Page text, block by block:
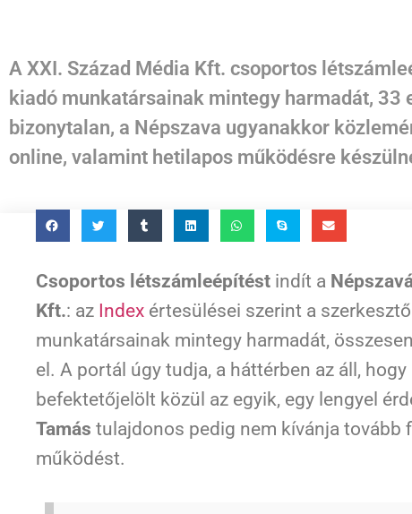
A XXI. Század Média Kft. csoportos
kiadó munkatársainak mintegy harmadát,
bizonytalan, a Népszava ugyanakkor
online, valamint hetilapos működésre
Csoportos létszámleépítést indít a
Kft.: az Index értesülései szerint a
munkatársainak mintegy harmadát,
el. A portál úgy tudja, a háttérben az áll,
befektetőjelölt közül az egyik, egy lengyel
Tamás tulajdonos pedig nem kívánja tovább
működést.